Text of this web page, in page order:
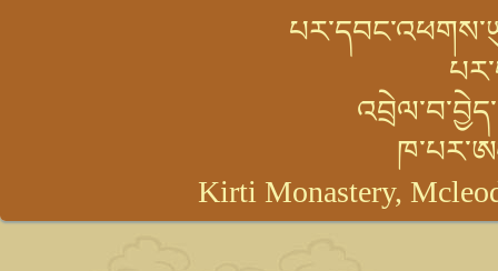
Kirti Monastery,